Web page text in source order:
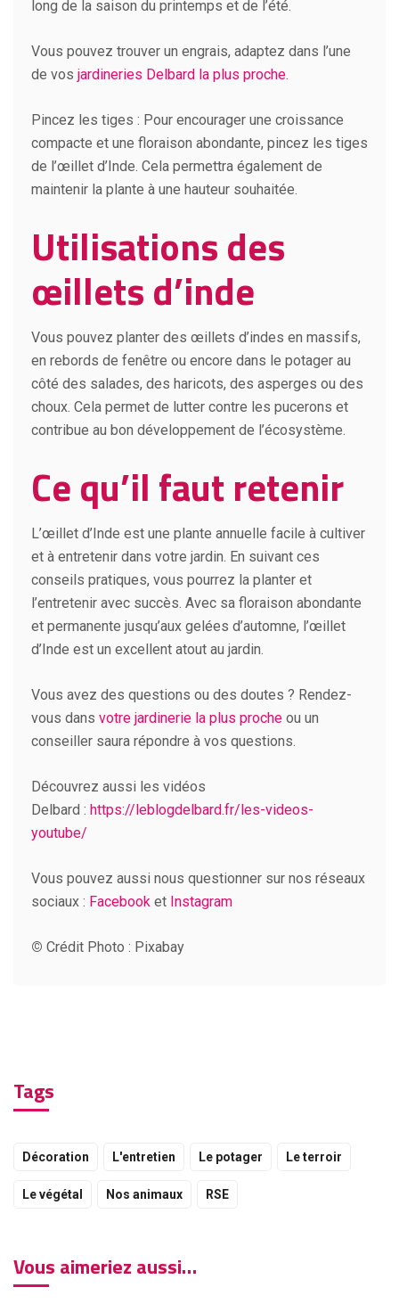
long de la saison du printemps et de l’été.
Vous pouvez trouver un engrais, adaptez dans l’une
de vos jardineries Delbard la plus proche.
Pincez les tiges : Pour encourager une croissance
compacte et une floraison abondante, pincez les tiges
de l’œillet d’Inde. Cela permettra également de
maintenir la plante à une hauteur souhaitée.
Utilisations des
œillets d’inde
Vous pouvez planter des œillets d’indes en massifs,
en rebords de fenêtre ou encore dans le potager au
côté des salades, des haricots, des asperges ou des
choux. Cela permet de lutter contre les pucerons et
contribue au bon développement de l’écosystème.
Ce qu’il faut retenir
L’œillet d’Inde est une plante annuelle facile à cultiver
et à entretenir dans votre jardin. En suivant ces
conseils pratiques, vous pourrez la planter et
l’entretenir avec succès. Avec sa floraison abondante
et permanente jusqu’aux gelées d’automne, l’œillet
d’Inde est un excellent atout au jardin.
Vous avez des questions ou des doutes ? Rendez-
vous dans votre jardinerie la plus proche ou un
conseiller saura répondre à vos questions.
Découvrez aussi les vidéos
Delbard : https://leblogdelbard.fr/les-videos-
youtube/
Vous pouvez aussi nous questionner sur nos réseaux
sociaux : Facebook et Instagram
© Crédit Photo : Pixabay
Tags
Décoration L'entretien Le potager Le terroir
Le végétal Nos animaux RSE
Vous aimeriez aussi…